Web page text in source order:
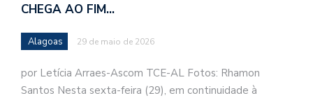
CHEGA AO FIM…
Alagoas 29 de maio de 2026
por Letícia Arraes-Ascom TCE-AL Fotos: Rhamon
Santos Nesta sexta-feira (29), em continuidade à